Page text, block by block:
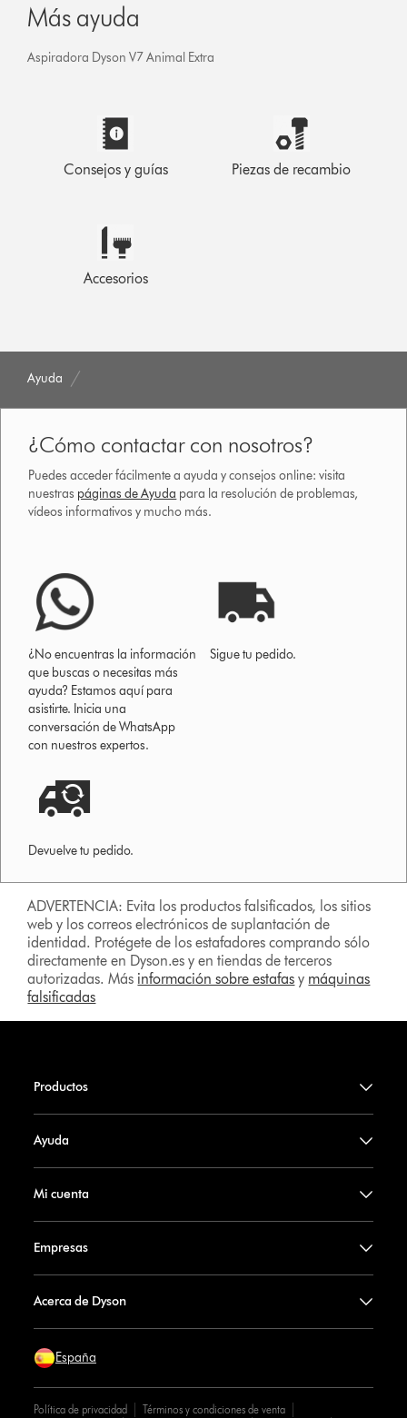
Más ayuda
Aspiradora Dyson V7 Animal Extra
Consejos y guías Piezas de recambio
Accesorios
Ayuda
¿Cómo contactar con nosotros?
Puedes acceder fácilmente a ayuda y consejos online: visita
nuestras páginas de Ayuda para la resolución de problemas,
vídeos informativos y mucho más.
¿No encuentras la información
que buscas o necesitas más
ayuda? Estamos aquí para
asistirte. Inicia una
conversación de WhatsApp
con nuestros expertos.
Sigue tu pedido.
Devuelve tu pedido.
ADVERTENCIA: Evita los productos falsificados, los sitios
web y los correos electrónicos de suplantación de
identidad. Protégete de los estafadores comprando sólo
directamente en Dyson.es y en tiendas de terceros
autorizadas. Más información sobre estafas y máquinas
falsificadas
Productos
Ayuda
Mi cuenta
Empresas
Acerca de Dyson
España
Política de privacidad
Términos y condiciones de venta